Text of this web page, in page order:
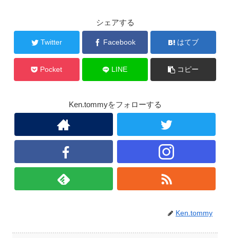
シェアする
Twitter Facebook はてブ
Pocket LINE コピー
Ken.tommyをフォローする
Ken.tommy